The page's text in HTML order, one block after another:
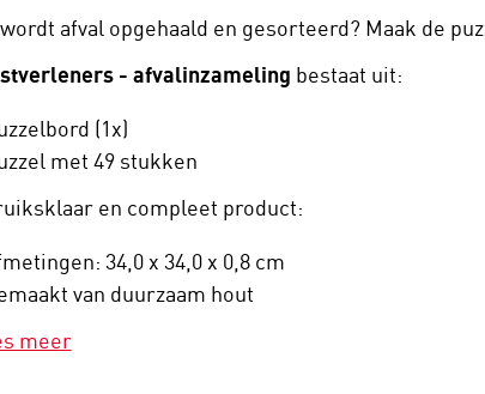
afval opgehaald en gesorteerd? Maak de
- afvalinzameling bestaat uit:
(1x)
met 49 stukken
en compleet product:
34,0 x 34,0 x 0,8 cm
van duurzaam hout
meer